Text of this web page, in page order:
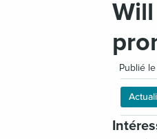
Publié